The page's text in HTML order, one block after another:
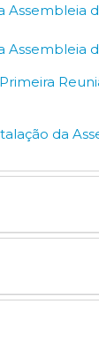
da